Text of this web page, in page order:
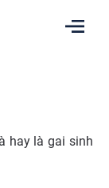
hay là gai sinh